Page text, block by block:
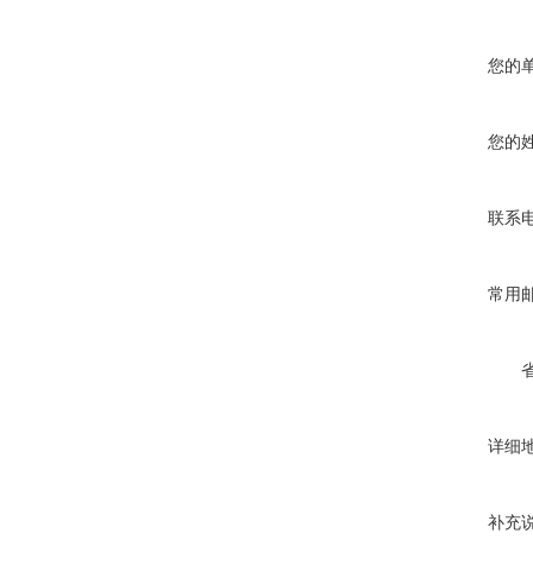
您的
您的
联系
常用
详细
补充